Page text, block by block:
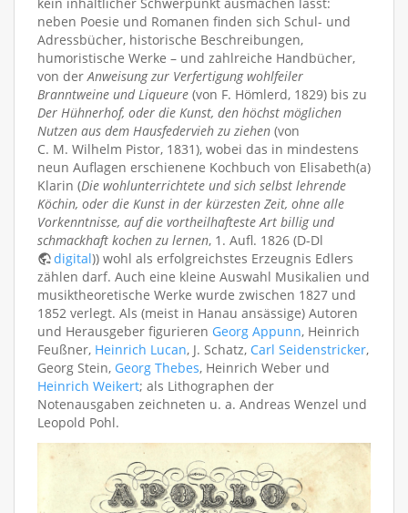
neben Poesie und Romanen finden sich Schul- und
Adressbücher, historische Beschreibungen,
humoristische Werke – und zahlreiche Handbücher,
von der Anweisung zur Verfertigung wohlfeiler
Branntweine und Liqueure (von F. Hömlerd, 1829) bis zu
Der Hühnerhof, oder die Kunst, den höchst möglichen
Nutzen aus dem Hausfedervieh zu ziehen (von
C. M. Wilhelm Pistor, 1831), wobei das in mindestens
neun Auflagen erschienene Kochbuch von Elisabeth(a)
Klarin (Die wohlunterrichtete und sich selbst lehrende
Köchin, oder die Kunst in der kürzesten Zeit, ohne alle
Vorkenntnisse, auf die vortheilhafteste Art billig und
schmackhaft kochen zu lernen, 1. Aufl. 1826 (D-Dl
digital)) wohl als erfolgreichstes Erzeugnis Edlers
zählen darf. Auch eine kleine Auswahl Musikalien und
musiktheoretische Werke wurde zwischen 1827 und
1852 verlegt. Als (meist in Hanau ansässige) Autoren
und Herausgeber figurieren Georg Appunn, Heinrich
Feußner, Heinrich Lucan, J. Schatz, Carl Seidenstricker,
Georg Stein, Georg Thebes, Heinrich Weber und
Heinrich Weikert; als Lithographen der
Notenausgaben zeichneten u. a. Andreas Wenzel und
Leopold Pohl.